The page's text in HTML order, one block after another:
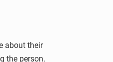
about their
the person.